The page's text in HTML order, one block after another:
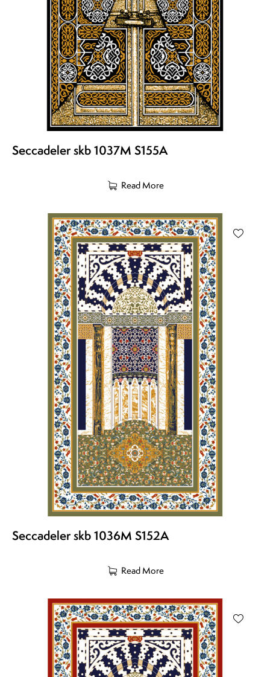
Seccadeler skb 1037M S155A
Read More
Seccadeler skb 1036M S152A
Read More